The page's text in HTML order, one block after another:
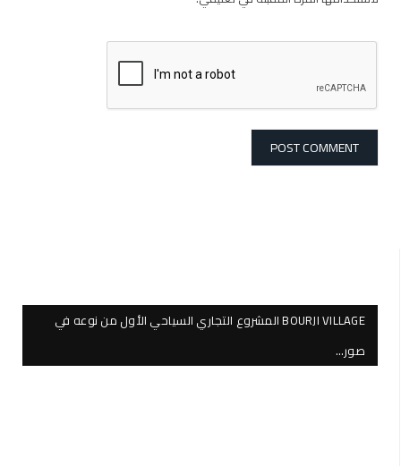
BOURJI VILLAGE المشروع التجاري السياحي الأول من نوعه في
صور…